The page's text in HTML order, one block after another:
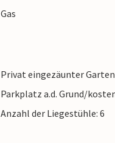
Gas
Privat eingezäunter Garten
Parkplatz a.d. Grund/
Anzahl der Liegestühle: 6